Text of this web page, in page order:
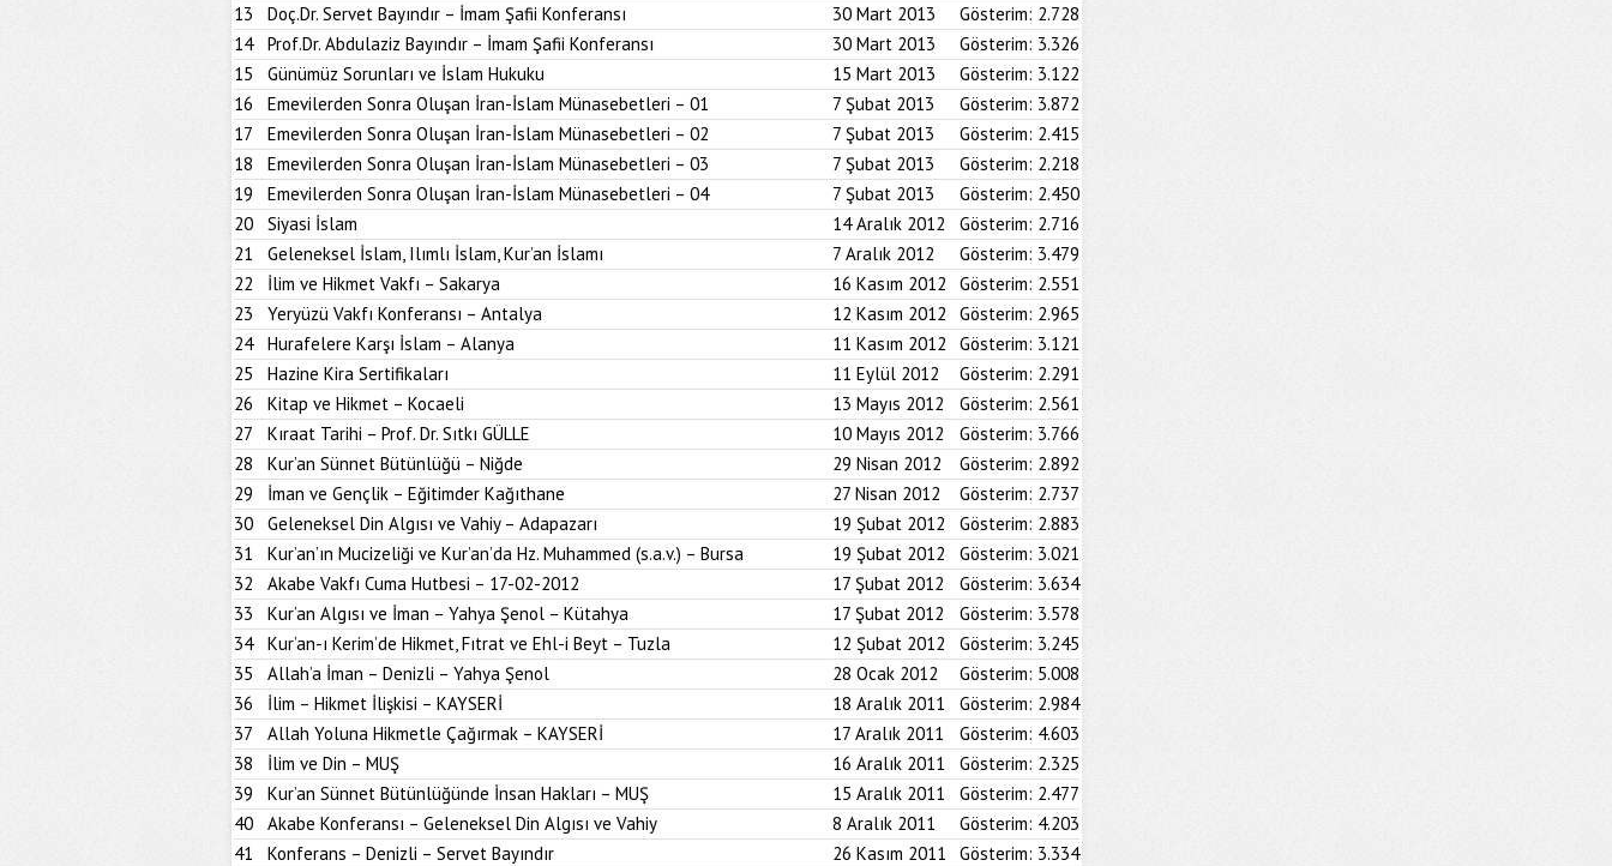
13
Doç.Dr. Servet Bayındır – İmam Şafii Konferansı 30 Mart 2013 Gösterim: 2.728
14
Prof.Dr. Abdulaziz Bayındır – İmam Şafii Konferansı 30 Mart 2013 Gösterim: 3.326
15
Günümüz Sorunları ve İslam Hukuku 15 Mart 2013 Gösterim: 3.122
16
Emevilerden Sonra Oluşan İran-İslam Münasebetleri – 01 7 Şubat 2013 Gösterim: 3.872
17
Emevilerden Sonra Oluşan İran-İslam Münasebetleri – 02 7 Şubat 2013 Gösterim: 2.415
18
Emevilerden Sonra Oluşan İran-İslam Münasebetleri – 03 7 Şubat 2013 Gösterim: 2.218
19
Emevilerden Sonra Oluşan İran-İslam Münasebetleri – 04 7 Şubat 2013 Gösterim: 2.450
20
Siyasi İslam 14 Aralık 2012 Gösterim: 2.716
21
Geleneksel İslam, Ilımlı İslam, Kur’an İslamı 7 Aralık 2012 Gösterim: 3.479
22
İlim ve Hikmet Vakfı – Sakarya 16 Kasım 2012 Gösterim: 2.551
23
Yeryüzü Vakfı Konferansı – Antalya 12 Kasım 2012 Gösterim: 2.965
24
Hurafelere Karşı İslam – Alanya 11 Kasım 2012 Gösterim: 3.121
25
Hazine Kira Sertifikaları 11 Eylül 2012 Gösterim: 2.291
26
Kitap ve Hikmet – Kocaeli 13 Mayıs 2012 Gösterim: 2.561
27
Kıraat Tarihi – Prof. Dr. Sıtkı GÜLLE 10 Mayıs 2012 Gösterim: 3.766
28
Kur’an Sünnet Bütünlüğü – Niğde 29 Nisan 2012 Gösterim: 2.892
29
İman ve Gençlik – Eğitimder Kağıthane 27 Nisan 2012 Gösterim: 2.737
30
Geleneksel Din Algısı ve Vahiy – Adapazarı 19 Şubat 2012 Gösterim: 2.883
31
Kur’an’ın Mucizeliği ve Kur’an’da Hz. Muhammed (s.a.v.) – Bursa 19 Şubat 2012 Gösterim: 3.021
32
Akabe Vakfı Cuma Hutbesi – 17-02-2012 17 Şubat 2012 Gösterim: 3.634
33
Kur’an Algısı ve İman – Yahya Şenol – Kütahya 17 Şubat 2012 Gösterim: 3.578
34
Kur’an-ı Kerim’de Hikmet, Fıtrat ve Ehl-i Beyt – Tuzla 12 Şubat 2012 Gösterim: 3.245
35
Allah’a İman – Denizli – Yahya Şenol 28 Ocak 2012 Gösterim: 5.008
36
İlim – Hikmet İlişkisi – KAYSERİ 18 Aralık 2011 Gösterim: 2.984
37
Allah Yoluna Hikmetle Çağırmak – KAYSERİ 17 Aralık 2011 Gösterim: 4.603
38
İlim ve Din – MUŞ 16 Aralık 2011 Gösterim: 2.325
39
Kur’an Sünnet Bütünlüğünde İnsan Hakları – MUŞ 15 Aralık 2011 Gösterim: 2.477
40
Akabe Konferansı – Geleneksel Din Algısı ve Vahiy 8 Aralık 2011 Gösterim: 4.203
41
Konferans – Denizli – Servet Bayındır 26 Kasım 2011 Gösterim: 3.334